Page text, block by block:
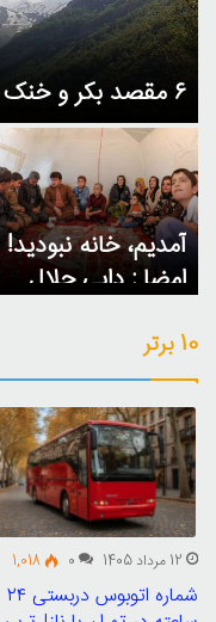
۶ مقصد بکر و خنک اطراف تهران
آمدیم، خانه نبودید!
امضا : دایی جلال
10 برتر
12 مرداد 1405 0
1,018
شماره اتوبوس دربستی ۲۴